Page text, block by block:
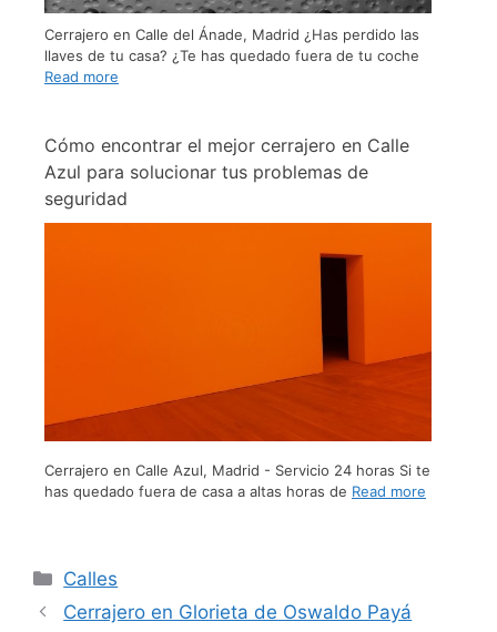
Cerrajero en Calle del Ánade, Madrid ¿Has perdido las
llaves de tu casa? ¿Te has quedado fuera de tu coche
Read more
Cómo encontrar el mejor cerrajero en Calle
Azul para solucionar tus problemas de
seguridad
Cerrajero en Calle Azul, Madrid - Servicio 24 horas Si te
has quedado fuera de casa a altas horas de Read more
Calles
Cerrajero en Glorieta de Oswaldo Payá